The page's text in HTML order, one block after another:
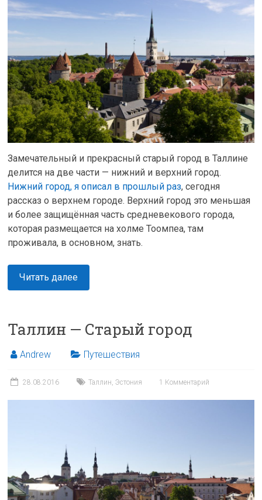
Замечательный и прекрасный старый город в Таллине
делится на две части — нижний и верхний город.
Нижний город, я описал в прошлый раз, сегодня
рассказ о верхнем городе. Верхний город это меньшая
и более защищённая часть средневекового города,
которая размещается на холме Тоомпеа, там
проживала, в основном, знать.
Читать далее
Таллин — Старый город
Andrew Путешествия
28.08.2016 Таллин,Эстония 1 Комментарий